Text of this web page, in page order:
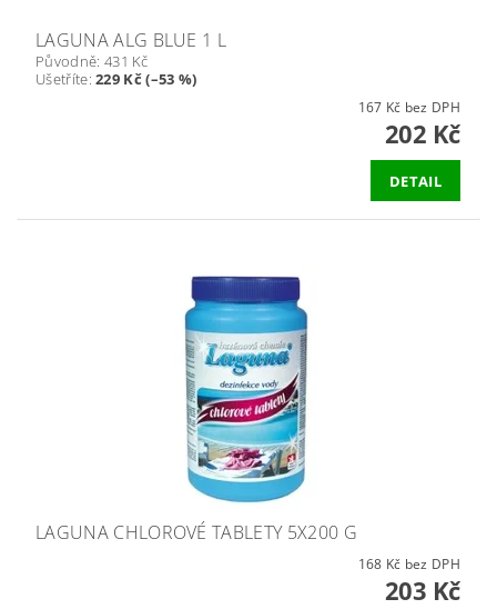
LAGUNA ALG BLUE 1 L
Původně: 431 Kč
Ušetříte:229 Kč (–53 %)
167 Kč bez DPH
202 Kč
DETAIL
LAGUNA CHLOROVÉ TABLETY 5X200 G
168 Kč bez DPH
203 Kč